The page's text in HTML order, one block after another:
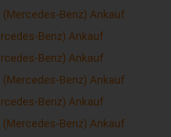
(Mercedes-Benz) Ankauf
Benz) Ankauf
Benz) Ankauf
(Mercedes-Benz) Ankauf
Benz) Ankauf
(Mercedes-Benz) Ankauf